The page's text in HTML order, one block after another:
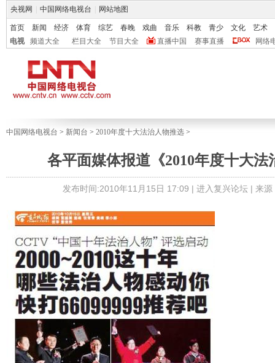
央视网 中国网络电视台 网站地图
首页 新闻 经济 体育 综艺 春晚 戏曲 音乐 科教 青少 文化
艺术
电视
频道大全 栏目大全 节目大全 直播中国 赛事直播 网络
中国网络电视台 > 新闻台 > 2010年度十大法治人物推选 >
各平面媒体报道《2010年度十大法
发布时间:2010年11月15日 17:09 | 进入复兴论坛| 来源